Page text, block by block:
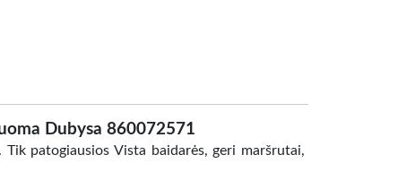
Dubysa 860072571
Tik patogiausios Vista baidarės, geri maršrutai,